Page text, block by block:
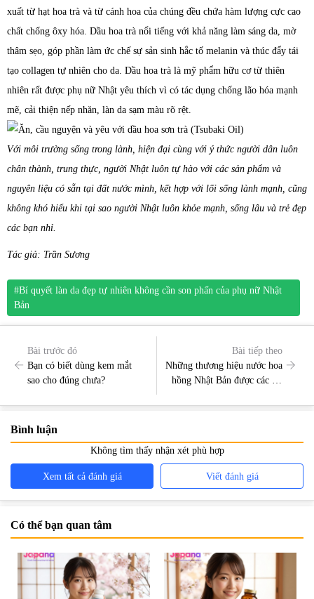
xuất từ hạt hoa trà và từ cánh hoa của chúng đều chứa hàm lượng cực cao
chất chống ôxy hóa. Dầu hoa trà nổi tiếng với khả năng làm sáng da, mờ
thâm sẹo, góp phần làm ức chế sự sản sinh hắc tố melanin và thúc đẩy tái
tạo collagen tự nhiên cho da. Dầu hoa trà là mỹ phẩm hữu cơ từ thiên
nhiên rất được phụ nữ Nhật yêu thích vì có tác dụng chống lão hóa mạnh
mẽ, cải thiện nếp nhăn, làn da sạm màu rõ rệt.
Với môi trường sống trong lành, hiện đại cùng với ý thức người dân luôn
chân thành, trung thực, người Nhật luôn tự hào với các sản phẩm và
nguyên liệu có sẵn tại đất nước mình, kết hợp với lối sống lành mạnh, cũng
không khó hiểu khi tại sao người Nhật luôn khỏe mạnh, sống lâu và trẻ đẹp
các bạn nhỉ.
Tác giả: Trần Sương
#Bí quyết làn da đẹp tự nhiên không cần son phấn của phụ nữ Nhật
Bản
Bài trước đó
Bạn có biết dùng kem mắt
sao cho đúng chưa?
Bài tiếp theo
Những thương hiệu nước hoa
hồng Nhật Bản được các tín
Bình luận
Không tìm thấy nhận xét phù hợp
Xem tất cả đánh giá Viết đánh giá
Có thể bạn quan tâm